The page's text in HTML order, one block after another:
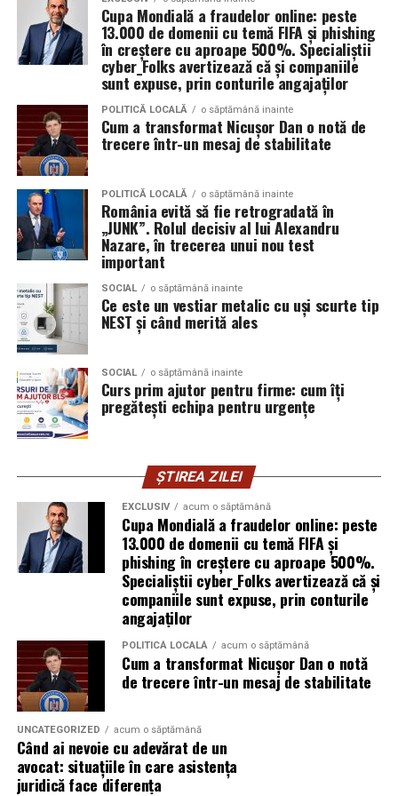
promoveze tombole, platforme de pariuri sau câștiguri
garantate, distribuite apoi prin reclame pe rețelele
sociale.
Aceste instrumente reduc semnificativ timpul și nivelul
de pregătire tehnică necesare pentru lansarea unei
campanii de fraudă. În locul mesajelor generale și ușor
de recunoscut, atacatorii pot genera rapid comunicări
personalizate pentru anumite industrii, departamente
sau categorii profesionale.
„Echipa noastră de cybersecurity monitorizează activ
vulnerabilitățile și intervine proactiv la nivelul
infrastructurii, de la filtrarea traficului malițios până la
izolarea site-urilor compromise. Dar phishingul nu
exploatează doar serverele, ci mai ales oamenii. Niciun
furnizor de hosting nu poate opri un utilizator să își
introducă parola pe o pagină clonată. În acel moment,
vigilența utilizatorului rămâne prima linie de apărare”,
explică Horațiu Șimon, Chief Technology Officer
cyber_Folks România.
Subiectul a fost semnalat și de FBI, care a inclus în
informările din ultima lună amenințările asociate
turneului, de la fraude online și furtul datelor până la
operațiuni de dezinformare.
Avertismentele publice s-au concentrat în principal
asupra fanilor și infrastructurii orașelor gazdă, însă
specialiștii atrag atenția că firmele pot fi afectate
inclusiv atunci când nu au nicio legătură directă cu
industria sportului, turismului sau vânzarea de bilete.
Atacurile sunt mai eficiente în contextul
evenimentelor globale
Campaniile de phishing asociate evenimentelor
Un alt joc pe care îl poți încerca la petrecerea copilului
tău, este construirea unui turn din pahare. Împarte
copiii în două echipe, care vor primi câte 10 pahare. La
bază se așază patru pahare, urmând apoi să se pună un
rând de 3 pahare, respectiv 2 și 1 pahar. Câștigă echipa
care construiește cel mai repede un turn stabil, fără să
se dărâme.
Fiecare dintre aceste activități poate fi exact
ingredientul surpriză al petrecerii pe care o organizezi
pentru copilul tău. Invitații mici și mari se vor distra,
bucurându-se de jocuri distractive și creând amintiri
unice.
Cupa Mondială a fraudelor online: peste
13.000 de domenii cu temă FIFA și phishing
în creștere cu aproape 500%. Specialiștii
cyber_Folks avertizează că și companiile
sunt expuse, prin conturile angajaților
POLITICĂ LOCALĂ o săptămână inainte
Cum a transformat Nicușor Dan o notă de
trecere într-un mesaj de stabilitate
POLITICĂ LOCALĂ o săptămână inainte
România evită să fie retrogradată în
„JUNK”. Rolul decisiv al lui Alexandru
Nazare, în trecerea unui nou test
important
SOCIAL o săptămână inainte
Ce este un vestiar metalic cu uși scurte tip
NEST și când merită ales
SOCIAL o săptămână inainte
Curs prim ajutor pentru firme: cum îți
pregătești echipa pentru urgențe
ȘTIREA ZILEI
EXCLUSIV acum o săptămână
Cupa Mondială a fraudelor online: peste
13.000 de domenii cu temă FIFA și
phishing în creștere cu aproape 500%.
Specialiștii cyber_Folks avertizează că și
companiile sunt expuse, prin conturile
angajaților
POLITICĂ LOCALĂ acum o săptămână
Cum a transformat Nicușor Dan o notă
de trecere într-un mesaj de stabilitate
UNCATEGORIZED acum o săptămână
Când ai nevoie cu adevărat de un
avocat: situațiile în care asistența
juridică face diferența